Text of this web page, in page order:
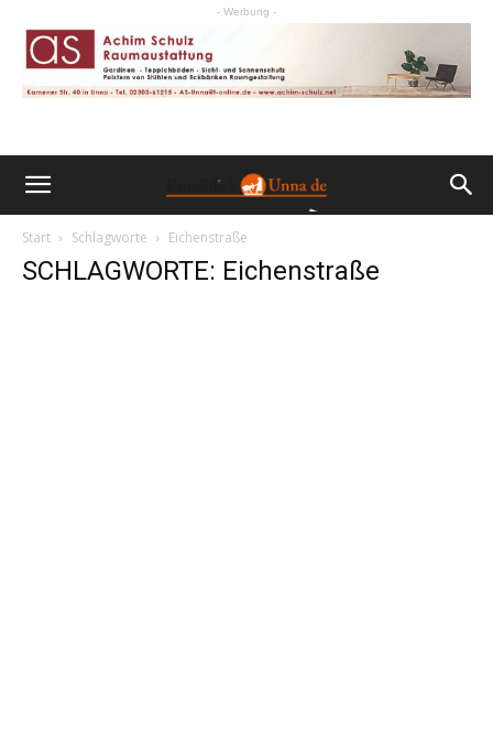
- Werbung -
Start Schlagworte Eichenstraße
SCHLAGWORTE: Eichenstraße